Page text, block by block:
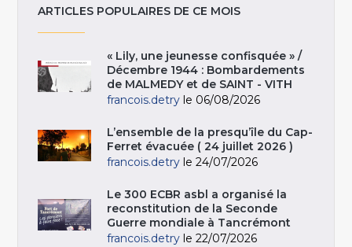
ARTICLES POPULAIRES DE CE MOIS
« Lily, une jeunesse confisquée » /
Décembre 1944 : Bombardements
de MALMEDY et de SAINT - VITH
francois.detry le 06/08/2026
L’ensemble de la presqu’île du Cap-
Ferret évacuée ( 24 juillet 2026 )
francois.detry le 24/07/2026
Le 300 ECBR asbl a organisé la
reconstitution de la Seconde
Guerre mondiale à Tancrémont
francois.detry le 22/07/2026